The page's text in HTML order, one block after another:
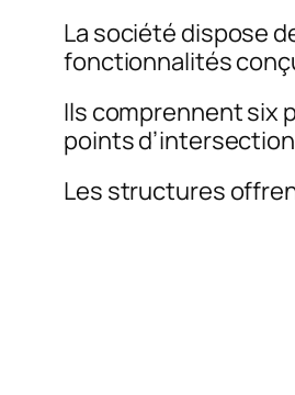
La société dispose
fonctionnalités
Ils comprennent six
points
Les structures